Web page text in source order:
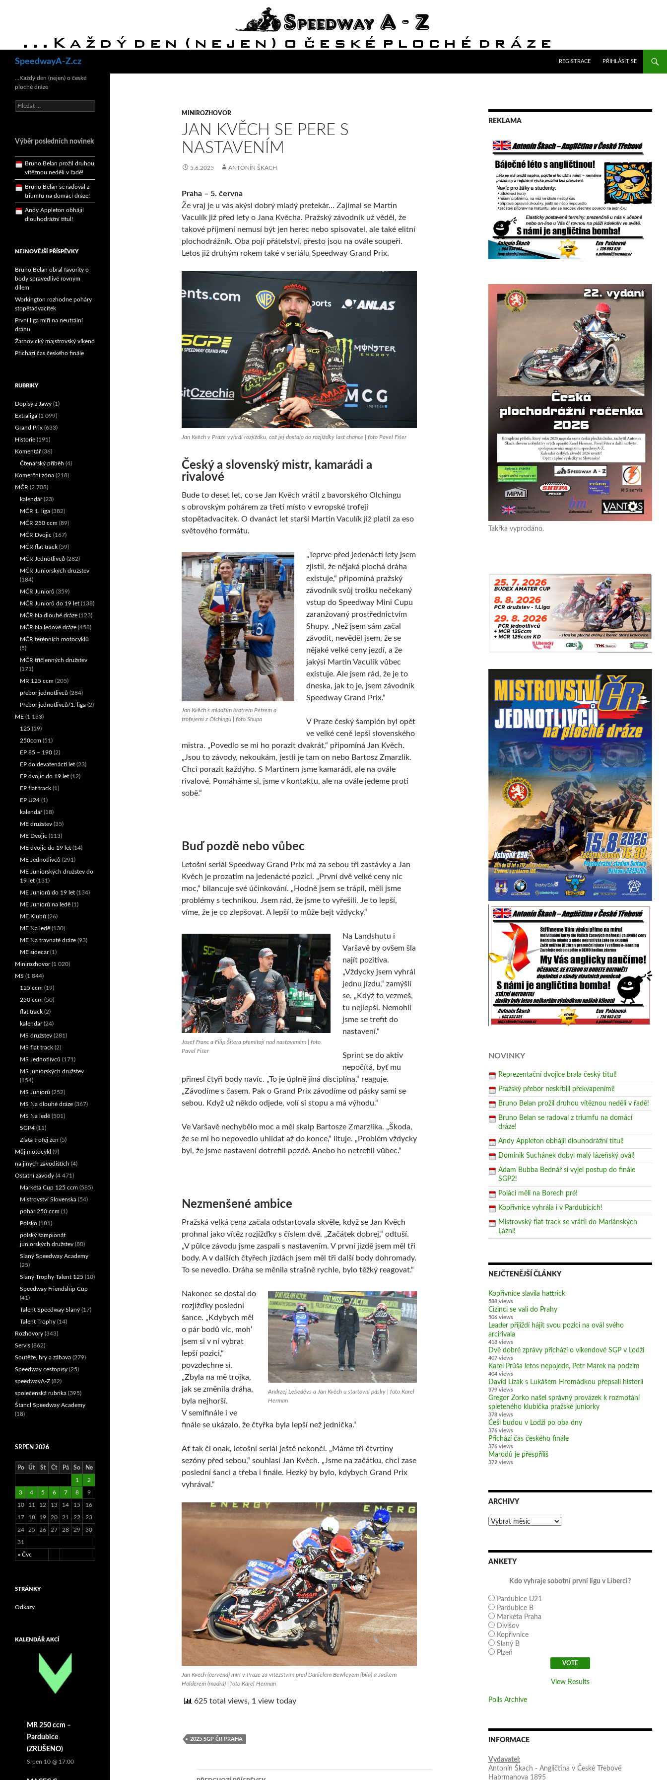
SpeedwayA-Z.cz
REGISTRACE
PŘIHLÁSIT SE
MINIROZHOVOR
JAN KVĚCH SE PERE S
NASTAVENÍM
5.6.2025 ANTONÍN ŠKACH
Praha – 5. června
Že vraj je u vás akýsi dobrý mladý pretekár… Zajímal se Martin
Vaculík již před lety o Jana Kvěcha. Pražský závodník už věděl, že
takové příjmení nemusí být jen herec nebo spisovatel, ale také elitní
plochodrážník. Oba pojí přátelství, přesto jsou na ovále soupeři.
Letos již druhým rokem také v seriálu Speedway Grand Prix.
Jan Kvěch v Praze vyhrál rozjížďku, což jej dostalo do rozjížďky last chance | foto Pavel Fišer
Český a slovenský mistr, kamarádi a
rivalové
Bude to deset let, co se Jan Kvěch vrátil z bavorského Olchingu
s obrovským pohárem za třetí místo v evropské trofeji
stopětadvacítek. O dvanáct let starší Martin Vaculík již platil za eso
světového formátu.
Jan Kvěch s mladším bratrem Petrem a
trofejemi z Olchingu | foto Shupa
„Teprve před jedenácti lety jsem
zjistil, že nějaká plochá dráha
existuje,“ připomíná pražský
závodník svůj trošku nečekaný
vstup do Speedway Mini Cupu
zaranžovaný prostřednictvím
Shupy. „Než jsem sám začal
závodit, nevěděl jsem, že se
nějaké velké ceny jezdí, a že
jakýsi Martin Vaculík vůbec
existuje. Ale jsem rád, že je to
dneska, jak to je, jsem závodník
Speedway Grand Prix.“
V Praze český šampión byl opět
ve velké ceně lepší slovenského
mistra. „Povedlo se mi ho porazit dvakrát,“ připomíná Jan Kvěch.
„Jsou to závody, nekoukám, jestli je tam on nebo Bartosz Zmarzlik.
Chci porazit každýho. S Martinem jsme kamarádi, ale na ovále
rivalové. Pomáháme si, jsme v kontaktu, ale na ovále jedeme proti
sobě.“
Buď pozdě nebo vůbec
Letošní seriál Speedway Grand Prix má za sebou tři zastávky a Jan
Kvěch je prozatím na jedenácté pozici. „První dvě velké ceny nic
moc,“ bilancuje své účinkování. „Hodně jsem se trápil, měli jsme
problémy s technikou. Jsem rád, že jsme to vyřešili. Je to lepší,
víme, že je co zlepšovat. A lepší to může bejt vždycky.“
Josef Franc a Filip Šitera přemítají nad nastaveném | foto
Pavel Fišer
Na Landshutu i
Varšavě by ovšem šla
najít pozitiva.
„Vždycky jsem vyhrál
jednu jízdu,“ zamýšlí
se. „Když to vezmeš,
tu nejlepší. Nemohli
jsme se trefit do
nastavení.“
Sprint se do aktiv
nepočítá, byť mu
přinesl čtyři body navíc. „To je úplně jiná disciplína,“ reaguje.
„Závodíme s časem. Pak o Grand Prix závodíme od pásky sami se
sebou. Když už někdo odjede, volí si stopu a má výhodu.“
Ve Varšavě nechybělo moc a měl skalp Bartosze Zmarzlika. „Škoda,
že se mi ho nepovedlo uhlídat až do konce,“ lituje. „Problém vždycky
byl, že jsme nastavení dotrefili pozdě. Anebo ho netrefili vůbec.“
Nezmenšené ambice
Pražská velká cena začala odstartovala skvěle, když se Jan Kvěch
prohnal jako vítěz rozjížďky s číslem dvě. „Začátek dobrej,“ odtuší.
„V půlce závodu jsme zaspali s nastavením. V první jízdě jsem měl tři
body. A v dalších čtyřech jízdách jsem měl tři další body dohromady.
To se nevedlo. Dráha se měnila strašně rychle, bylo těžký reagovat.“
Andrzej Lebeděvs a Jan Kvěch u startovní pásky | foto Karel
Herman
Nakonec se dostal do
rozjížďky poslední
šance. „Kdybych měl
o pár bodů víc, moh‘
jsem si v ní vybrat
lepší pozici,“
povzdechne si.
„Zbyla na mě trojka,
jak se změnila dráha,
byla nejhorší.
V semifinále i ve
finále se ukázalo, že čtyřka byla lepší než jednička.“
Ať tak či onak, letošní seriál ještě nekončí. „Máme tři čtvrtiny
sezóny před sebou,“ souhlasí Jan Kvěch. „Jsme na začátku, chci zase
poslední šanci a třeba i finále. Hezký by bylo, kdybych Grand Prix
vyhrával.“
Jan Kvěch (červená) míří v Praze za vítězstvím před Danielem Bewleyem (bílá) a Jackem
Holderem (modrá) | foto Karel Herman
625 total views, 1 view today
2025 SGP ČR PRAHA
REKLAMA
Takřka vyprodáno.
NOVINKY
Reprezentační dvojice brala český titul!
Pražský přebor neskrblil překvapeními!
Bruno Belan prožil druhou vítěznou neděli v řadě!
Bruno Belan se radoval z triumfu na domácí
dráze!
Andy Appleton obhájil dlouhodrážní titul!
Dominik Suchánek dobyl malý lázeňský ovál!
Adam Bubba Bednář si vyjel postup do finále
SGP2!
Poláci měli na Borech pré!
Kopřivnice vyhrála i v Pardubicích!
Mistrovský flat track se vrátil do Mariánských
Lázní!
NEJČTENĚJŠÍ ČLÁNKY
Kopřivnice slavila hattrick
588 views
Cizinci se valí do Prahy
506 views
Leader přijíždí hájit svou pozici na ovál svého
arcirivala
418 views
Dvě dobré zprávy přichází o víkendové SGP v Lodži
407 views
Karel Průša letos nepojede, Petr Marek na podzim
404 views
David Lizák s Lukášem Hromádkou přepsali historii
379 views
Gregor Zorko našel správný provázek k rozmotání
spleteného klubíčka pražské juniorky
378 views
Češi budou v Lodži po oba dny
376 views
Přichází čas českého finále
376 views
Marodů je přespříliš
372 views
ARCHIVY
Archivy
ANKETY
Kdo vyhraje sobotní první ligu v Liberci?
Pardubice U21
Pardubice B
Markéta Praha
Divišov
Kopřivnice
Slaný B
Plzeň
View Results
Polls Archive
INFORMACE
Vydavatel:
Antonín Škach - Angličtina v České Třebové
Habrmanova 1895
…Každý den (nejen) o české
ploché dráze
Vyhledávání
Výběr posledních novinek
Bruno Belan se radoval z
triumfu na domácí dráze!
Andy Appleton obhájil
Reprezentační dvojice
překvapeními!
vítěznou neděli v řadě!
dlouhodrážní titul!
NEJNOVĚJŠÍ PŘÍSPĚVKY
Bruno Belan obral favority o
body spravedlivě rovným
dílem
Workington rozhodne poháry
stopětadvacítek
První liga míří na neutrální
dráhu
Žarnovický majstrovský víkend
Přichází čas českého finále
RUBRIKY
Dopisy z Jawy (1)
Extraliga (1 099)
Grand Prix (633)
Historie (191)
Komentář(36)
Čtenářský příběh (4)
Komerční zóna (218)
MČR (2 708)
kalendář(23)
MČR 1. liga (382)
MČR 250 ccm (89)
MČR Dvojic (167)
MČR flat track (59)
MČR Jednotlivců (282)
MČR Juniorských družstev
(184)
MČR Juniorů (359)
MČR Juniorů do 19 let (138)
MČR Na dlouhé dráze (123)
MČR Na ledové dráze (458)
MČR terénních motocyklů
(5)
MČR tříčlenných družstev
(171)
MR 125 ccm (205)
přebor jednotlivců (284)
Přebor jednotlivců/1. liga (2)
ME (1 133)
125 (19)
250ccm (51)
EP 85 – 190 (2)
EP do devatenácti let (23)
EP dvojic do 19 let (12)
EP flat track (1)
EP U24 (1)
kalendář(18)
ME družstev (35)
ME Dvojic (113)
ME dvojic do 19 let (14)
ME Jednotlivců (291)
ME Juniorských družstev do
19 let (131)
ME Juniorů do 19 let (134)
ME Juniorů na ledě (1)
ME Klubů (26)
ME Na ledě (130)
ME Na travnaté dráze (93)
ME sidecar(1)
Minirozhovor(1 020)
MS (1 844)
125 ccm (19)
250 ccm (50)
flat track (2)
kalendář(24)
MS družstev (281)
MS flat track (2)
MS Jednotlivců (171)
MS juniorských družstev
(154)
MS Juniorů (252)
MS Na dlouhé dráze (367)
MS Na ledě (501)
SGP4 (11)
Zlatá trofej žen (5)
Můj motocykl (9)
na jiných závodištích (4)
Ostatní závody (4 471)
Markéta Cup 125 ccm (585)
Mistrovství Slovenska (54)
pohár 250 ccm (1)
Polsko (181)
polský šampionát
juniorských družstev (80)
Slaný Speedway Academy
(25)
Slaný Trophy Talent 125 (10)
Speedway Friendship Cup
(41)
Talent Speedway Slaný (17)
Talent Trophy (14)
Rozhovory (343)
Servis (862)
Soutěže, hry a zábava (279)
Speedway cestopisy (25)
speedwayA-Z (82)
společenská rubrika (395)
Štancl Speedway Academy
(18)
SRPEN 2026
Po Út St Čt Pá So Ne
« Čvc
1 2
3 4 5 6 7 8 9
10 11 12 13 14 15 16
17 18 19 20 21 22 23
24 25 26 27 28 29 30
31
STRÁNKY
Odkazy
KALENDÁŘ AKCÍ
MR 250 ccm –
Pardubice
(ZRUŠENO)
Srpen 10 @ 17:00